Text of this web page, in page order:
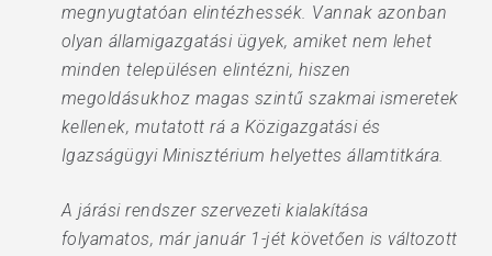
megnyugtatóan elintézhessék. Vannak azonban
olyan államigazgatási ügyek, amiket nem lehet
minden településen elintézni, hiszen
megoldásukhoz magas szintű szakmai ismeretek
kellenek, mutatott rá a Közigazgatási és
Igazságügyi Minisztérium helyettes államtitkára.
A járási rendszer szervezeti kialakítása
folyamatos, már január 1-jét követően is változott